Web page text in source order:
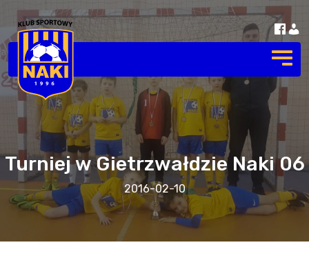
Turniej w Gietrzwałdzie Naki 06
2016-02-10